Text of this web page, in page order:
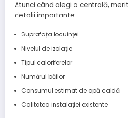
Atunci când alegi o centrală,
detalii importante:
Suprafața locuinței
Nivelul de izolație
Tipul caloriferelor
Numărul băilor
Consumul estimat de apă caldă
Calitatea instalației existente